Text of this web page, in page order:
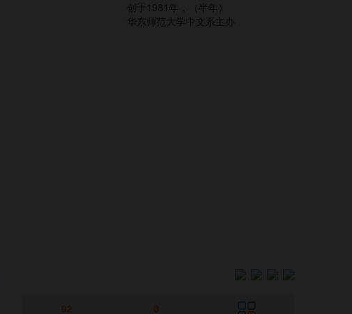
创于1981年，（半年）
华东师范大学中文系主办
92 0